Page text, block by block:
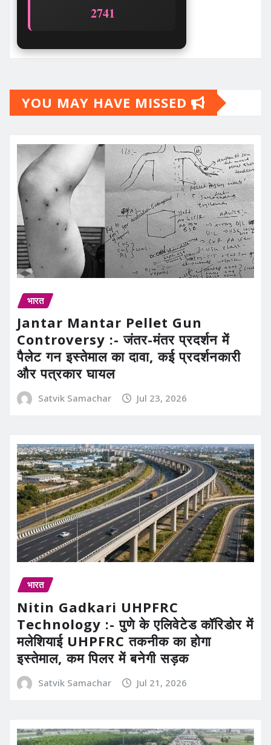
2741
YOU MAY HAVE MISSED
भारत
Jantar Mantar Pellet Gun
Controversy :- जंतर-मंतर प्रदर्शन में
पैलेट गन इस्तेमाल का दावा, कई प्रदर्शनकारी
और पत्रकार घायल
Satvik Samachar Jul 23, 2026
भारत
Nitin Gadkari UHPFRC
Technology :- पुणे के एलिवेटेड कॉरिडोर में
मलेशियाई UHPFRC तकनीक का होगा
इस्तेमाल, कम पिलर में बनेगी सड़क
Satvik Samachar Jul 21, 2026